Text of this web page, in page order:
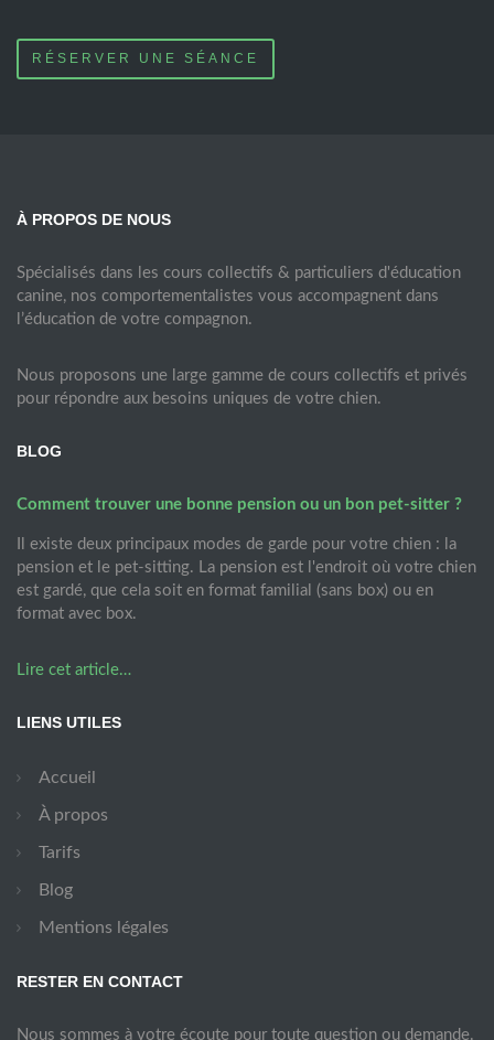
RÉSERVER UNE SÉANCE
À PROPOS DE NOUS
Spécialisés dans les cours collectifs & particuliers d'éducation
canine, nos comportementalistes vous accompagnent dans
l’éducation de votre compagnon.
Nous proposons une large gamme de cours collectifs et privés
pour répondre aux besoins uniques de votre chien.
BLOG
Comment trouver une bonne pension ou un bon pet-sitter ?
Il existe deux principaux modes de garde pour votre chien : la
pension et le pet-sitting. La pension est l'endroit où votre chien
est gardé, que cela soit en format familial (sans box) ou en
format avec box.
Lire cet article…
LIENS UTILES
Accueil
À propos
Tarifs
Blog
Mentions légales
RESTER EN CONTACT
Nous sommes à votre écoute pour toute question ou demande.